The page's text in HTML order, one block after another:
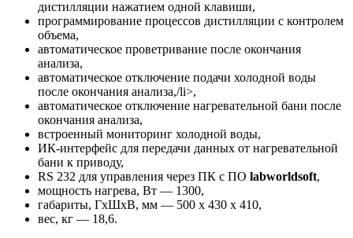
дистилляции нажатием одной клавиши,
программирование процессов дистилляции с контролем
объема,
автоматическое проветривание после окончания
анализа,
автоматическое отключение подачи холодной воды
после окончания анализа,/li>,
автоматическое отключение нагревательной бани после
окончания анализа,
встроенный мониторинг холодной воды,
ИК-интерфейс для передачи данных от нагревательной
бани к приводу,
RS 232 для управления через ПК с ПО labworldsoft,
мощность нагрева, Вт — 1300,
габариты, ГхШхВ, мм — 500 x 430 x 410,
вес, кг — 18,6.